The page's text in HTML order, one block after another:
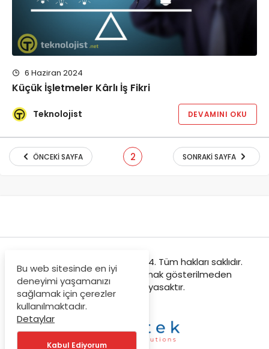
6 Haziran 2024
Küçük İşletmeler Kârlı İş Fikri
Teknolojist DEVAMINI OKU
ÖNCEKI SAYFA 2 SONRAKI SAYFA
Teknolojist © Copyright 2024. Tüm hakları saklıdır.
Sitemizden içeriklerin kaynak gösterilmeden
kopyalanması yasaktır.
Bu web sitesinde en iyi
deneyimi yaşamanızı
sağlamak için çerezler
kullanılmaktadır.
Detaylar
Kabul Ediyorum